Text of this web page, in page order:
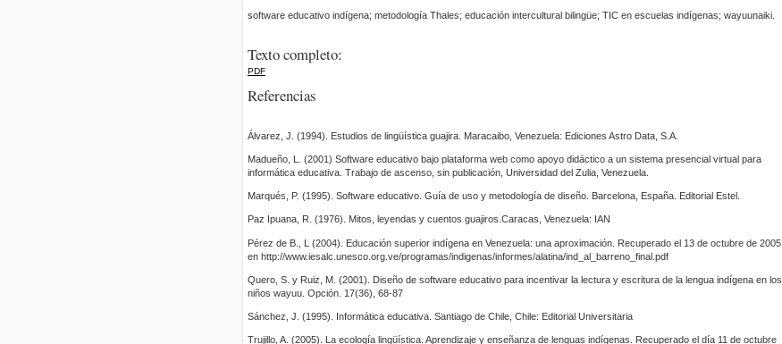
software educativo indígena; metodología Thales; educación intercultural bilingüe; TIC en escuelas indígenas; wayuunaiki.
Texto completo:
PDF
Referencias
Álvarez, J. (1994). Estudios de lingüística guajira. Maracaibo, Venezuela: Ediciones Astro Data, S.A.
Madueño, L. (2001) Software educativo bajo plataforma web como apoyo didáctico a un sistema presencial virtual para
informática educativa. Trabajo de ascenso, sin publicación, Universidad del Zulia, Venezuela.
Marqués, P. (1995). Software educativo. Guía de uso y metodología de diseño. Barcelona, España. Editorial Estel.
Paz Ipuana, R. (1976). Mitos, leyendas y cuentos guajiros.Caracas, Venezuela: IAN
Pérez de B., L (2004). Educación superior indígena en Venezuela: una aproximación. Recuperado el 13 de octubre de 2005
en http://www.iesalc.unesco.org.ve/programas/indigenas/informes/alatina/ind_al_barreno_final.pdf
Quero, S. y Ruiz, M. (2001). Diseño de software educativo para incentivar la lectura y escritura de la lengua indígena en los
niños wayuu. Opción. 17(36), 68-87
Sánchez, J. (1995). Informática educativa. Santiago de Chile, Chile: Editorial Universitaria
Trujillo, A. (2005). La ecología lingüística. Aprendizaje y enseñanza de lenguas indígenas. Recuperado el día 11 de octubre